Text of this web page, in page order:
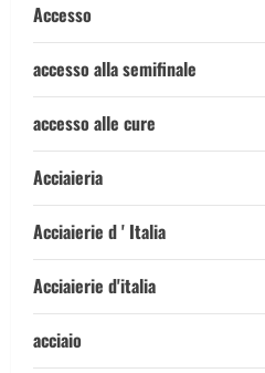
Accesso
accesso alla semifinale
accesso alle cure
Acciaieria
Acciaierie d ' Italia
Acciaierie d'italia
acciaio